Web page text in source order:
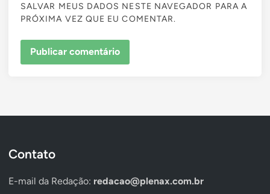
SALVAR MEUS DADOS NESTE NAVEGADOR PARA A
PRÓXIMA VEZ QUE EU COMENTAR.
Contato
E-mail da Redação: redacao@plenax.com.br